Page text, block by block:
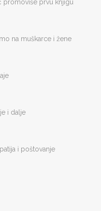
promoviše prvu knjigu
na muškarce i žene
i dalje
i poštovanje